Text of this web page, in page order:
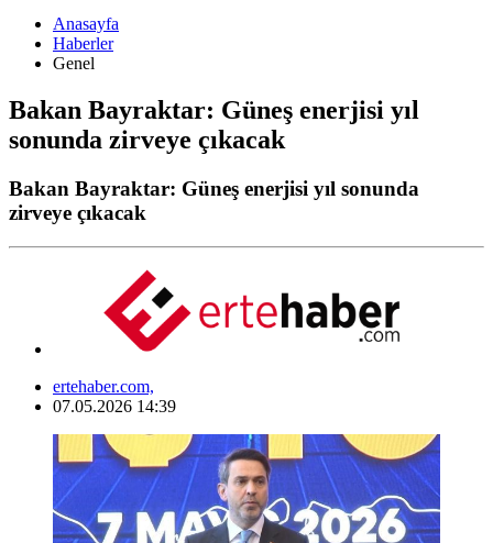
Anasayfa
Haberler
Genel
Bakan Bayraktar: Güneş enerjisi yıl
sonunda zirveye çıkacak
Bakan Bayraktar: Güneş enerjisi yıl sonunda
zirveye çıkacak
ertehaber.com,
07.05.2026 14:39